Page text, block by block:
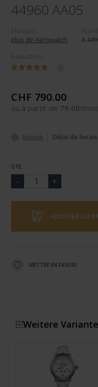
44960 AA05
plus de Aerowatch
A
CHF 790.00
ou à partir de 79.00/
Epuisé Délai de
QTÉ
AJOUTER AU
METTRE EN FAVORI
Weitere